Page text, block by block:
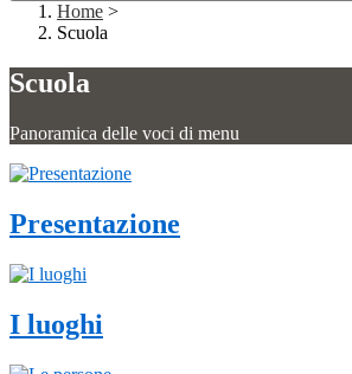
Home >
Scuola
Scuola
Panoramica delle voci di menu
Presentazione
I luoghi